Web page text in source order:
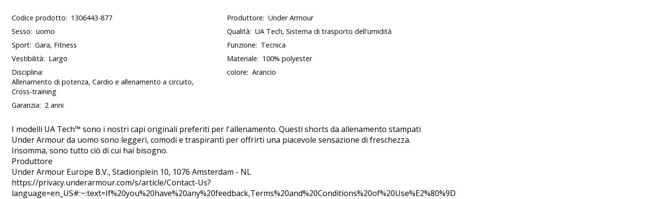
Codice prodotto: 1306443-877 Produttore: Under Armour
Sesso: uomo Qualità: UA Tech, Sistema di trasporto dell'umidità
Sport: Gara, Fitness Funzione: Tecnica
Vestibilità: Largo Materiale: 100% polyester
Disciplina:
Allenamento di potenza, Cardio e allenamento a circuito,
Cross-training
colore: Arancio
Garanzia: 2 anni
I modelli UA Tech™ sono i nostri capi originali preferiti per l'allenamento. Questi shorts da allenamento stampati
Under Armour da uomo sono leggeri, comodi e traspiranti per offrirti una piacevole sensazione di freschezza.
Insomma, sono tutto ciò di cui hai bisogno.
Produttore
Under Armour Europe B.V., Stadionplein 10, 1076 Amsterdam - NL
https://privacy.underarmour.com/s/article/Contact-Us?
language=en_US#:~:text=If%20you%20have%20any%20feedback,Terms%20and%20Conditions%20of%20Use%E2%80%9D